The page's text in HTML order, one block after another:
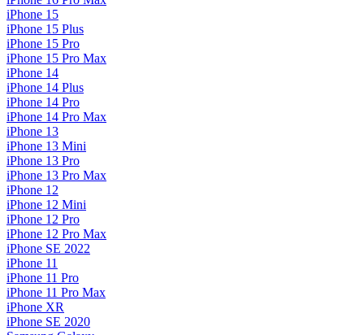
iPhone 15
iPhone 15 Plus
iPhone 15 Pro
iPhone 15 Pro Max
iPhone 14
iPhone 14 Plus
iPhone 14 Pro
iPhone 14 Pro Max
iPhone 13
iPhone 13 Mini
iPhone 13 Pro
iPhone 13 Pro Max
iPhone 12
iPhone 12 Mini
iPhone 12 Pro
iPhone 12 Pro Max
iPhone SE 2022
iPhone 11
iPhone 11 Pro
iPhone 11 Pro Max
iPhone XR
iPhone SE 2020